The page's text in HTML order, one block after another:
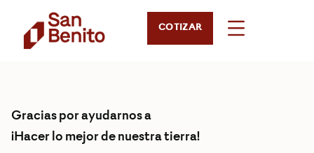
COTIZAR
Gracias por ayudarnos a
¡Hacer lo mejor de nuestra tierra!